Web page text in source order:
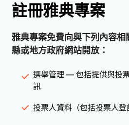
註冊雅典專案
雅典專案免費向與下列內容相
縣或地方政府網站開放：
選舉管理 — 包括提供與投
訊
投票人資料（包括投票人